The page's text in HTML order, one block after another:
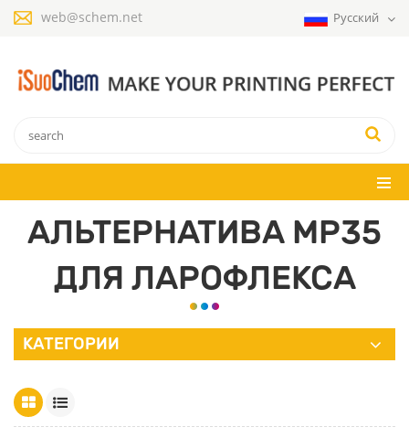
web@schem.net Русский
АЛЬТЕРНАТИВА MP35
ДЛЯ ЛАРОФЛЕКСА
КАТЕГОРИИ